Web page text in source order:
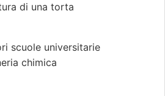
di una torta
scuole universitarie
chimica